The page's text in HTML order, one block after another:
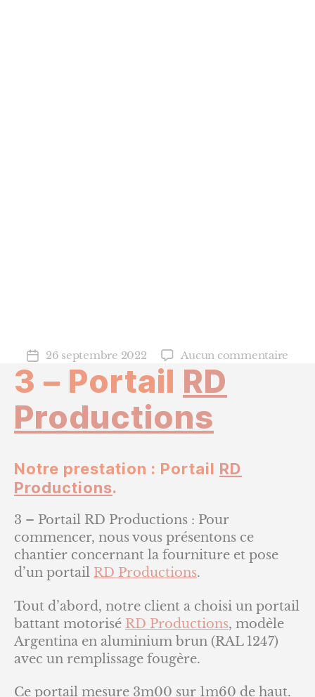
Date
de
l’article
26 septembre 2022 Aucun commentaire
3 – Portail RD
Productions
Notre prestation : Portail RD
Productions.
3 – Portail RD Productions : Pour
commencer, nous vous présentons ce
chantier concernant la fourniture et pose
d’un portail RD Productions.
Tout d’abord, notre client a choisi un portail
battant motorisé RD Productions, modèle
Argentina en aluminium brun (RAL 1247)
avec un remplissage fougère.
Ce portail mesure 3m00 sur 1m60 de haut.